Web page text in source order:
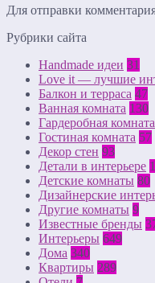
Для отправки
Рубрики сайта
Handmade идеи 31
Love it — лучшие
Балкон и терраса 47
Ванная комната 130
Гардеробная комната
Гостиная комната 57
Декор стен 93
Детали в интерьере
Детские комнаты 80
Дизайнерские
Другие комнаты 9
Известные бренды
Интерьеры 649
Дома 340
Квартиры 289